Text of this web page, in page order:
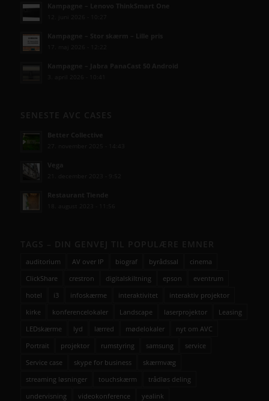
auditorium AV over IP biograf byrådssal
cinema
ClickShare
crestron digitalskiltning epson
eventrum
hotel
i3 infoskærme interaktivitet
interaktiv projektor
kirke
konferencelokaler Landscape laserprojektor
Leasing
LEDskærme
lyd lærred mødelokaler
nyt om AVC
Portrait
projektor rumstyring samsung
service
Service case
skype for business
skærmvæg
streaming løsninger
touchskærm
trådløs deling
undervisning
videokonference yealink